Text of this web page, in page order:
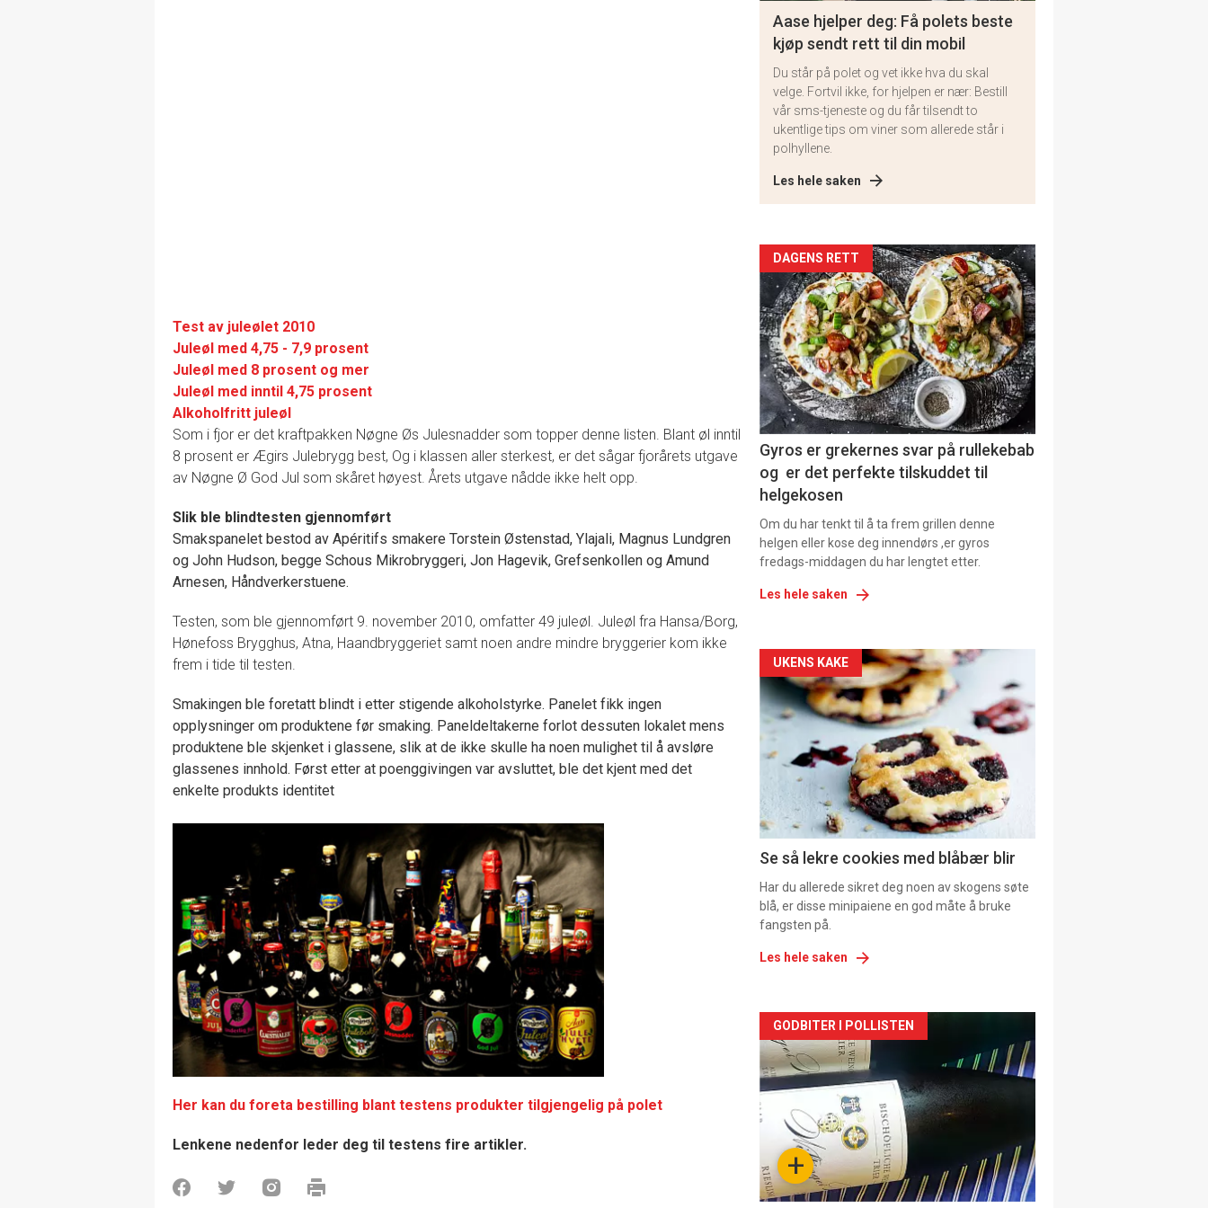
Test av juleølet 2010
Juleøl med 4,75 - 7,9 prosent
Juleøl med 8 prosent og mer
Juleøl med inntil 4,75 prosent
Alkoholfritt juleøl
Som i fjor er det kraftpakken Nøgne Øs Julesnadder som topper denne listen. Blant øl inntil
8 prosent er Ægirs Julebrygg best, Og i klassen aller sterkest, er det sågar fjorårets utgave
av Nøgne Ø God Jul som skåret høyest. Årets utgave nådde ikke helt opp.
Slik ble blindtesten gjennomført
Smakspanelet bestod av Apéritifs smakere Torstein Østenstad, Ylajali, Magnus Lundgren
og John Hudson, begge Schous Mikrobryggeri, Jon Hagevik, Grefsenkollen og Amund
Arnesen, Håndverkerstuene.
Testen, som ble gjennomført 9. november 2010, omfatter 49 juleøl. Juleøl fra Hansa/Borg,
Hønefoss Brygghus, Atna, Haandbryggeriet samt noen andre mindre bryggerier kom ikke
frem i tide til testen.
Smakingen ble foretatt blindt i etter stigende alkoholstyrke. Panelet fikk ingen
opplysninger om produktene før smaking. Paneldeltakerne forlot dessuten lokalet mens
produktene ble skjenket i glassene, slik at de ikke skulle ha noen mulighet til å avsløre
glassenes innhold. Først etter at poenggivingen var avsluttet, ble det kjent med det
enkelte produkts identitet
Her kan du foreta bestilling blant testens produkter tilgjengelig på polet
Lenkene nedenfor leder deg til testens fire artikler.
Aase hjelper deg: Få polets beste
kjøp sendt rett til din mobil
Du står på polet og vet ikke hva du skal
velge. Fortvil ikke, for hjelpen er nær: Bestill
vår sms-tjeneste og du får tilsendt to
ukentlige tips om viner som allerede står i
polhyllene.
Les hele saken
Artikler
detail
-
section
11
DAGENS RETT
Gyros er grekernes svar på rullekebab
og er det perfekte tilskuddet til
helgekosen
Om du har tenkt til å ta frem grillen denne
helgen eller kose deg innendørs ,er gyros
fredags-middagen du har lengtet etter.
Les hele saken
Artikler
detail
-
section
11
Dagens
rett
UKENS KAKE
Se så lekre cookies med blåbær blir
Har du allerede sikret deg noen av skogens søte
blå, er disse minipaiene en god måte å bruke
fangsten på.
Les hele saken
Artikler
detail
-
section
11+
GODBITER I POLLISTEN